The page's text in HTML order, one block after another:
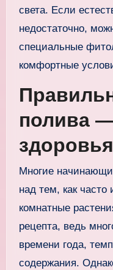
света. Если
недостаточно,
специальные
комфортные
полива
здоровья
Многие
над тем, как часто
комнатные
рецепта, ведь
времени года,
содержания.